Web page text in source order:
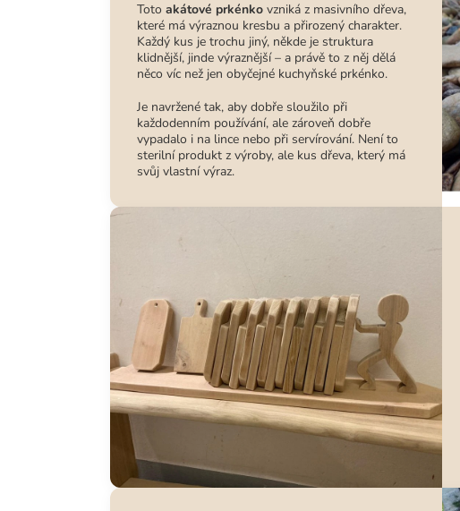
Toto akátové prkénko vzniká z masivního dřeva,
které má výraznou kresbu a přirozený charakter.
Každý kus je trochu jiný, někde je struktura
klidnější, jinde výraznější – a právě to z něj dělá
něco víc než jen obyčejné kuchyňské prkénko.
Je navržené tak, aby dobře sloužilo při
každodenním používání, ale zároveň dobře
vypadalo i na lince nebo při servírování. Není to
sterilní produkt z výroby, ale kus dřeva, který má
svůj vlastní výraz.